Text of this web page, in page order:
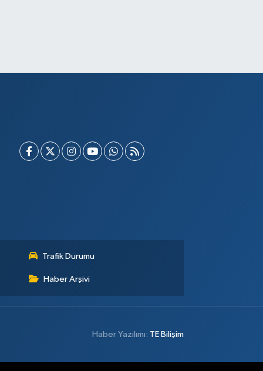
Trafik Durumu
Haber Arşivi
Haber Yazılımı: TE Bilişim